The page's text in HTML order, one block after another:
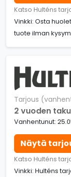
Katso Hulténs
Vinkki: Osta
tuote ilman
Tarjous
2 vuoden
Vanhentunut:
Näytä
Katso Hulténs
Vinkki: Hulténs